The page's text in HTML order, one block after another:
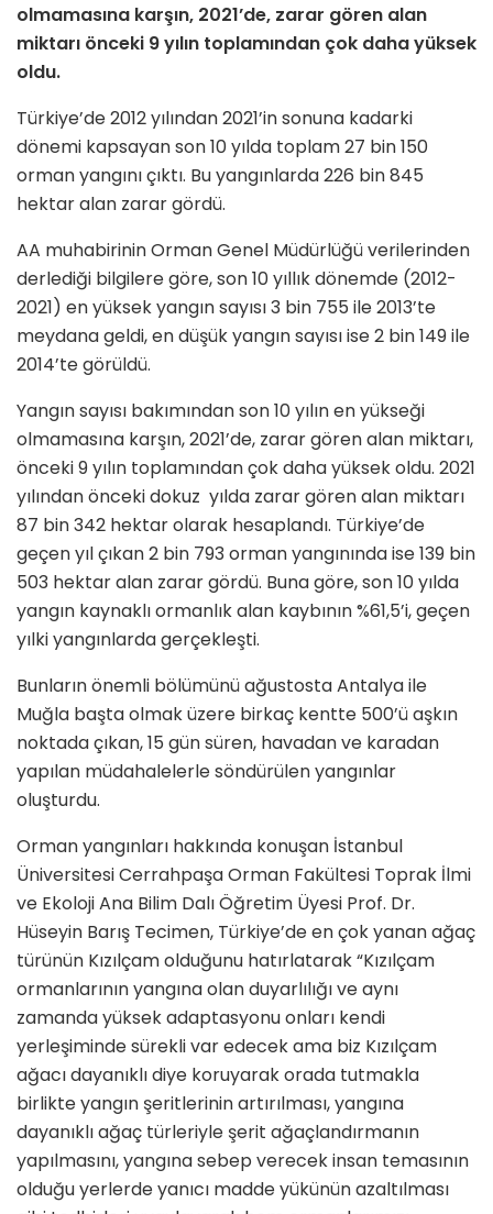
olmamasına karşın, 2021’de, zarar gören alan
miktarı önceki 9 yılın toplamından çok daha yüksek
oldu.
Türkiye’de 2012 yılından 2021’in sonuna kadarki
dönemi kapsayan son 10 yılda toplam 27 bin 150
orman yangını çıktı. Bu yangınlarda 226 bin 845
hektar alan zarar gördü.
AA muhabirinin Orman Genel Müdürlüğü verilerinden
derlediği bilgilere göre, son 10 yıllık dönemde (2012-
2021) en yüksek yangın sayısı 3 bin 755 ile 2013’te
meydana geldi, en düşük yangın sayısı ise 2 bin 149 ile
2014’te görüldü.
Yangın sayısı bakımından son 10 yılın en yükseği
olmamasına karşın, 2021’de, zarar gören alan miktarı,
önceki 9 yılın toplamından çok daha yüksek oldu. 2021
yılından önceki dokuz yılda zarar gören alan miktarı
87 bin 342 hektar olarak hesaplandı. Türkiye’de
geçen yıl çıkan 2 bin 793 orman yangınında ise 139 bin
503 hektar alan zarar gördü. Buna göre, son 10 yılda
yangın kaynaklı ormanlık alan kaybının %61,5’i, geçen
yılki yangınlarda gerçekleşti.
Bunların önemli bölümünü ağustosta Antalya ile
Muğla başta olmak üzere birkaç kentte 500’ü aşkın
noktada çıkan, 15 gün süren, havadan ve karadan
yapılan müdahalelerle söndürülen yangınlar
oluşturdu.
Orman yangınları hakkında konuşan İstanbul
Üniversitesi Cerrahpaşa Orman Fakültesi Toprak İlmi
ve Ekoloji Ana Bilim Dalı Öğretim Üyesi Prof. Dr.
Hüseyin Barış Tecimen, Türkiye’de en çok yanan ağaç
türünün Kızılçam olduğunu hatırlatarak “Kızılçam
ormanlarının yangına olan duyarlılığı ve aynı
zamanda yüksek adaptasyonu onları kendi
yerleşiminde sürekli var edecek ama biz Kızılçam
ağacı dayanıklı diye koruyarak orada tutmakla
birlikte yangın şeritlerinin artırılması, yangına
dayanıklı ağaç türleriyle şerit ağaçlandırmanın
yapılmasını, yangına sebep verecek insan temasının
olduğu yerlerde yanıcı madde yükünün azaltılması